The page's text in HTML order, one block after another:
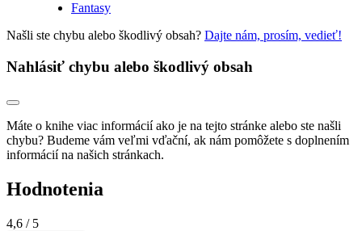
Fantasy
Našli ste chybu alebo škodlivý obsah? Dajte nám, prosím, vedieť!
Nahlásiť chybu alebo škodlivý obsah
Máte o knihe viac informácií ako je na tejto stránke alebo ste našli
chybu? Budeme vám veľmi vďační, ak nám pomôžete s doplnením
informácií na našich stránkach.
Hodnotenia
4,6 / 5